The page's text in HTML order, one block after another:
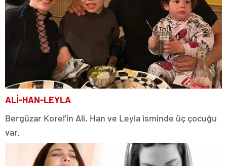
ALİ-HAN-LEYLA
Bergüzar Korel’in Ali, Han ve Leyla isminde üç çocuğu
var.